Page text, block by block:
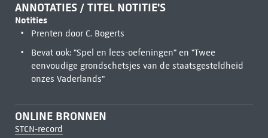
ANNOTATIES / TITEL NOTITIE'S
Notities
Prenten door C. Bogerts
Bevat ook: "Spel en lees-oefeningen" en "Twee
eenvoudige grondschetsjes van de staatsgesteldheid
onzes Vaderlands"
ONLINE BRONNEN
STCN-record